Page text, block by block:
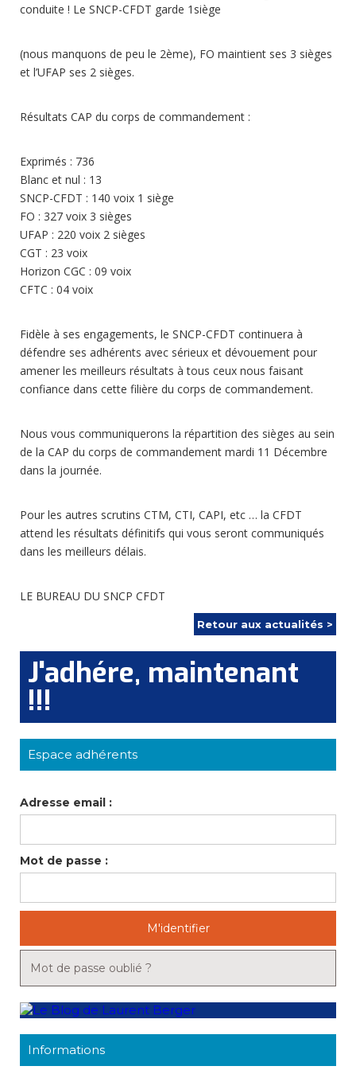
conduite ! Le SNCP-CFDT garde 1siège
(nous manquons de peu le 2ème), FO maintient ses 3 sièges
et l’UFAP ses 2 sièges.
Résultats CAP du corps de commandement :
Exprimés : 736
Blanc et nul : 13
SNCP-CFDT : 140 voix 1 siège
FO : 327 voix 3 sièges
UFAP : 220 voix 2 sièges
CGT : 23 voix
Horizon CGC : 09 voix
CFTC : 04 voix
Fidèle à ses engagements, le SNCP-CFDT continuera à
défendre ses adhérents avec sérieux et dévouement pour
amener les meilleurs résultats à tous ceux nous faisant
confiance dans cette filière du corps de commandement.
Nous vous communiquerons la répartition des sièges au sein
de la CAP du corps de commandement mardi 11 Décembre
dans la journée.
Pour les autres scrutins CTM, CTI, CAPI, etc … la CFDT
attend les résultats définitifs qui vous seront communiqués
dans les meilleurs délais.
LE BUREAU DU SNCP CFDT
Retour aux actualités >
J'adhére, maintenant
!!!
Espace adhérents
Adresse email :
Mot de passe :
M'identifier
Mot de passe oublié ?
Informations